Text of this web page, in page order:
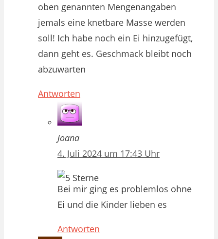
oben genannten Mengenangaben
jemals eine knetbare Masse werden
soll! Ich habe noch ein Ei hinzugefügt,
dann geht es. Geschmack bleibt noch
abzuwarten
Antworten
Joana
4. Juli 2024 um 17:43 Uhr
Bei mir ging es problemlos ohne
Ei und die Kinder lieben es
Antworten